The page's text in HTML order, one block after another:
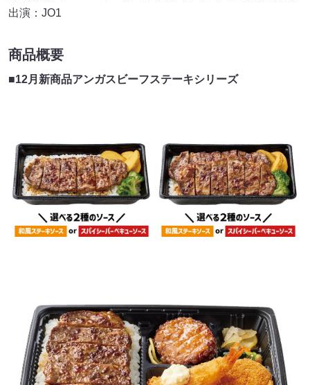
出演：JO1
商品概要
■12月新商品アンガスビーフステーキシリーズ